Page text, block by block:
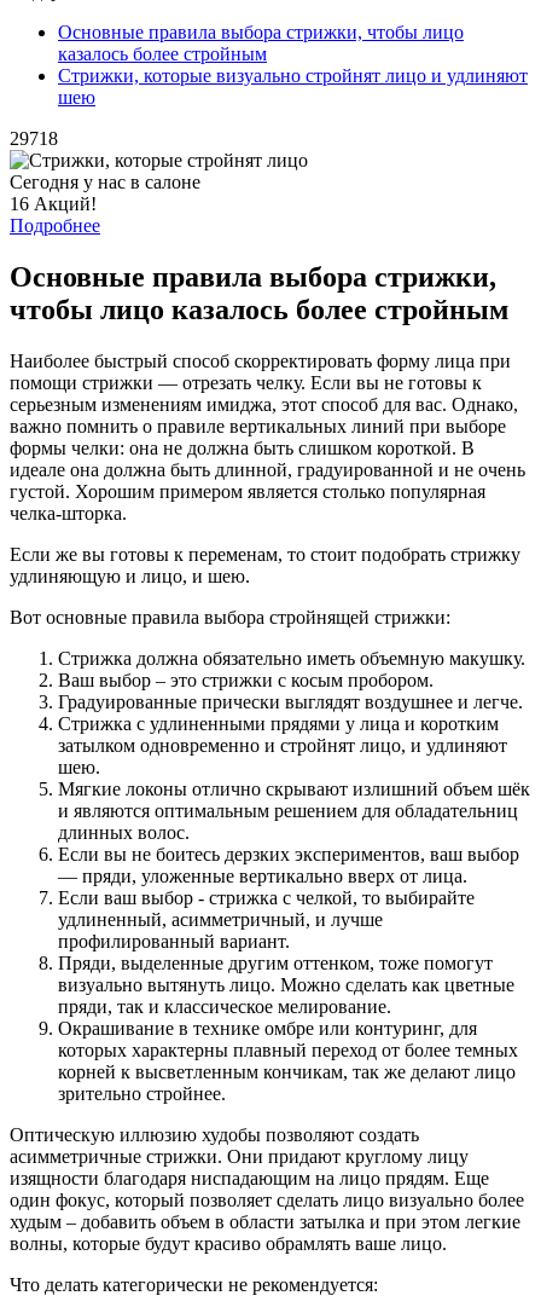
Основные правила выбора стрижки, чтобы лицо
казалось более стройным
Стрижки, которые визуально стройнят лицо и удлиняют
шею
29718
Сегодня у нас в салоне
16 Акций!
Подробнее
Основные правила выбора стрижки,
чтобы лицо казалось более стройным
Наиболее быстрый способ скорректировать форму лица при
помощи стрижки — отрезать челку. Если вы не готовы к
серьезным изменениям имиджа, этот способ для вас. Однако,
важно помнить о правиле вертикальных линий при выборе
формы челки: она не должна быть слишком короткой. В
идеале она должна быть длинной, градуированной и не очень
густой. Хорошим примером является столько популярная
челка-шторка.
Если же вы готовы к переменам, то стоит подобрать стрижку
удлиняющую и лицо, и шею.
Вот основные правила выбора стройнящей стрижки:
Стрижка должна обязательно иметь объемную макушку.
Ваш выбор – это стрижки с косым пробором.
Градуированные прически выглядят воздушнее и легче.
Стрижка с удлиненными прядями у лица и коротким
затылком одновременно и стройнят лицо, и удлиняют
шею.
Мягкие локоны отлично скрывают излишний объем шёк
и являются оптимальным решением для обладательниц
длинных волос.
Если вы не боитесь дерзких экспериментов, ваш выбор
— пряди, уложенные вертикально вверх от лица.
Если ваш выбор - стрижка с челкой, то выбирайте
удлиненный, асимметричный, и лучше
профилированный вариант.
Пряди, выделенные другим оттенком, тоже помогут
визуально вытянуть лицо. Можно сделать как цветные
пряди, так и классическое мелирование.
Окрашивание в технике омбре или контуринг, для
которых характерны плавный переход от более темных
корней к высветленным кончикам, так же делают лицо
зрительно стройнее.
Оптическую иллюзию худобы позволяют создать
асимметричные стрижки. Они придают круглому лицу
изящности благодаря ниспадающим на лицо прядям. Еще
один фокус, который позволяет сделать лицо визуально более
худым – добавить объем в области затылка и при этом легкие
волны, которые будут красиво обрамлять ваше лицо.
Что делать категорически не рекомендуется: